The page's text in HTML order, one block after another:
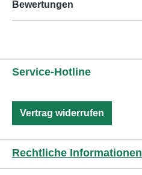
Bewertungen
Service-Hotline
Vertrag widerrufen
Rechtliche Informationen